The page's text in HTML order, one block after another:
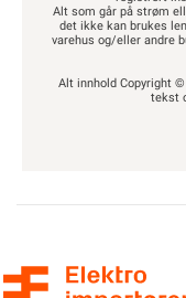
Alt som går på strøm
det ikke kan brukes
varehus og/eller andre
Alt innhold Copyright
tekst